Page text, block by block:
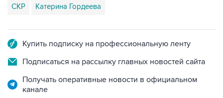
СКР Катерина Гордеева
Купить подписку на профессиональную ленту
Подписаться на рассылку главных новостей сайта
Получать оперативные новости в официальном
канале